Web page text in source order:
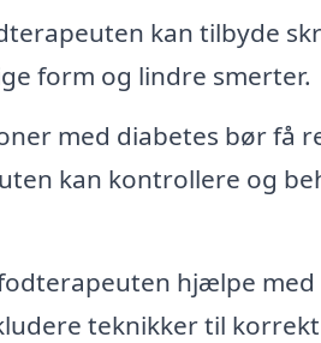
kan tilbyde
form og lindre smerter.
med diabetes bør få
kan kontrollere og
hjælpe
teknikker til